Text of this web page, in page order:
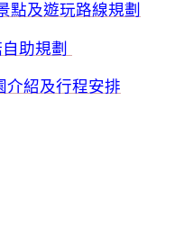
點及遊玩路線規劃
助規劃
介紹及行程安排